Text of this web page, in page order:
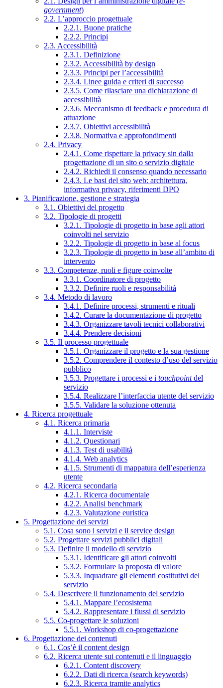
government)
2.2. L’approccio progettuale
2.2.1. Buone pratiche
2.2.2. Principi
2.3. Accessibilità
2.3.1. Definizione
2.3.2. Accessibilità by design
2.3.3. Principi per l’accessibilità
2.3.4. Linee guida e criteri di successo
2.3.5. Come rilasciare una dichiarazione di
accessibilità
2.3.6. Meccanismo di feedback e procedura di
attuazione
2.3.7. Obiettivi accessibilità
2.3.8. Normativa e approfondimenti
2.4. Privacy
2.4.1. Come rispettare la privacy sin dalla
progettazione di un sito o servizio digitale
2.4.2. Richiedi il consenso quando necessario
2.4.3. Le basi del sito web: architettura,
informativa privacy, riferimenti DPO
3. Pianificazione, gestione e strategia
3.1. Obiettivi del progetto
3.2. Tipologie di progetti
3.2.1. Tipologie di progetto in base agli attori
coinvolti nel servizio
3.2.2. Tipologie di progetto in base al focus
3.2.3. Tipologie di progetto in base all’ambito di
intervento
3.3. Competenze, ruoli e figure coinvolte
3.3.1. Coordinatore di progetto
3.3.2. Definire ruoli e responsabilità
3.4. Metodo di lavoro
3.4.1. Definire processi, strumenti e rituali
3.4.2. Curare la documentazione di progetto
3.4.3. Organizzare tavoli tecnici collaborativi
3.4.4. Prendere decisioni
3.5. Il processo progettuale
3.5.1. Organizzare il progetto e la sua gestione
3.5.2. Comprendere il contesto d’uso del servizio
pubblico
3.5.3. Progettare i processi e i touchpointdel
servizio
3.5.4. Realizzare l’interfaccia utente del servizio
3.5.5. Validare la soluzione ottenuta
4. Ricerca progettuale
4.1. Ricerca primaria
4.1.1. Interviste
4.1.2. Questionari
4.1.3. Test di usabilità
4.1.4. Web analytics
4.1.5. Strumenti di mappatura dell’esperienza
utente
4.2. Ricerca secondaria
4.2.1. Ricerca documentale
4.2.2. Analisi benchmark
4.2.3. Valutazione euristica
5. Progettazione dei servizi
5.1. Cosa sono i servizi e il service design
5.2. Progettare servizi pubblici digitali
5.3. Definire il modello di servizio
5.3.1. Identificare gli attori coinvolti
5.3.2. Formulare la proposta di valore
5.3.3. Inquadrare gli elementi costitutivi del
servizio
5.4. Descrivere il funzionamento del servizio
5.4.1. Mappare l’ecosistema
5.4.2. Rappresentare i flussi di servizio
5.5. Co-progettare le soluzioni
5.5.1. Workshop di co-progettazione
6. Progettazione dei contenuti
6.1. Cos’è il content design
6.2. Ricerca utente sui contenuti e il linguaggio
6.2.1. Content discovery
6.2.2. Dati di ricerca (search keywords)
6.2.3. Ricerca tramite analytics